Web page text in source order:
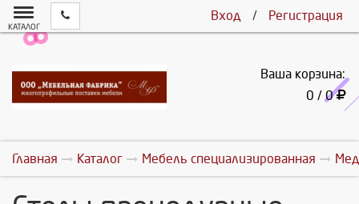
Вход / Регистрация
КАТАЛОГ
Ваша корзина:
0 / 0
Главная Каталог Мебель специализированная